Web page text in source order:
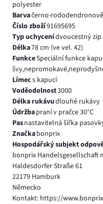
polyester
Barvačerno-
Číslo zboží91695695
Typ uchycenídvoucestný zip
Délka78 cm (ve vel. 42)
FunkceSpeciální funkce
Límecs kapucí
Voděodolnost3000
Délka rukávudlouhé rukávy
Údržbapraní v pračce 30°C
Pasnastavitelná šířka
Značkabonprix
Hospodářský subjekt
bonprix Handelsgesellschaft
Haldesdorfer Straße 61
22179 Hamburk
Německo
Kontakt: https://